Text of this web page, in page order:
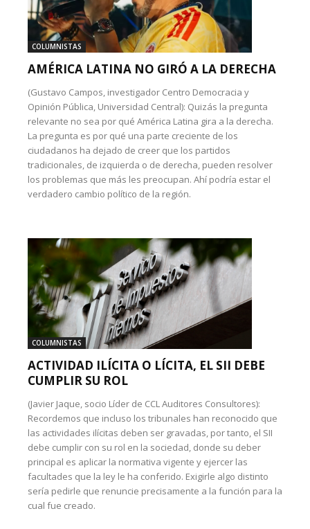
COLUMNISTAS
AMÉRICA LATINA NO GIRÓ A LA DERECHA
(Gustavo Campos, investigador Centro Democracia y
Opinión Pública, Universidad Central): Quizás la pregunta
relevante no sea por qué América Latina gira a la derecha.
La pregunta es por qué una parte creciente de los
ciudadanos ha dejado de creer que los partidos
tradicionales, de izquierda o de derecha, pueden resolver
los problemas que más les preocupan. Ahí podría estar el
verdadero cambio político de la región.
COLUMNISTAS
ACTIVIDAD ILÍCITA O LÍCITA, EL SII DEBE
CUMPLIR SU ROL
(Javier Jaque, socio Líder de CCL Auditores Consultores):
Recordemos que incluso los tribunales han reconocido que
las actividades ilícitas deben ser gravadas, por tanto, el SII
debe cumplir con su rol en la sociedad, donde su deber
principal es aplicar la normativa vigente y ejercer las
facultades que la ley le ha conferido. Exigirle algo distinto
sería pedirle que renuncie precisamente a la función para la
cual fue creado.